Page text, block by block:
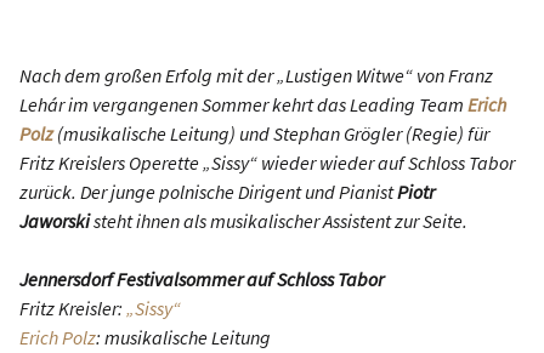
Nach dem großen Erfolg mit der „Lustigen Witwe“ von Franz
Lehár im vergangenen Sommer kehrt das Leading Team Erich
Polz(musikalische Leitung) und Stephan Grögler (Regie) für
Fritz Kreislers Operette „Sissy“ wieder wieder auf Schloss Tabor
zurück. Der junge polnische Dirigent und PianistPiotr
Jaworskisteht ihnen als musikalischer Assistent zur Seite.
Jennersdorf Festivalsommer auf Schloss Tabor
Fritz Kreisler: „Sissy“
Erich Polz: musikalische Leitung